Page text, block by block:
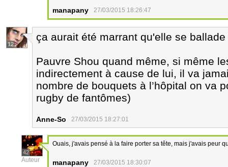
manapany 27/03/2015 18:26:47
12
ça aurait été marrant qu'elle se
Pauvre Shou quand même, si même
indirectement à cause de lui, il va
nombre de bouquets à l’hôpital on va
rugby de fantômes)
Anne-So 27/03/2015 18:27:01
42
Auteur
Ouais, j'avais pensé à la faire porter sa tête, mais j'avais peur
manapany 27/03/2015 18:30:07